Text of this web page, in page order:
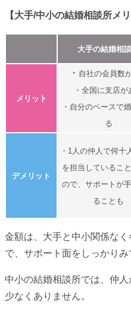
【大手/中小の結婚相談所メ
大手の結婚相
メリット
・ 自社の会員数
・全国に支店が
・自分のペースで
る
デメリット
・1人の仲人で何十
を担当しているこ
ので、サポートが
ることも
金額は、大手と中小関係な
で、サポート面をしっかり
中小の結婚相談所では、仲
少なくありません。